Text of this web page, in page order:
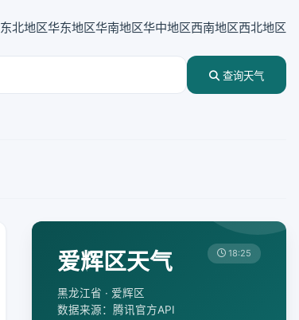
东北地区华东地区华南地区华中地区西南地区西北地区
查询天气
爱辉区天气
黑龙江省 · 爱辉区
数据来源：腾讯官方API
18:25